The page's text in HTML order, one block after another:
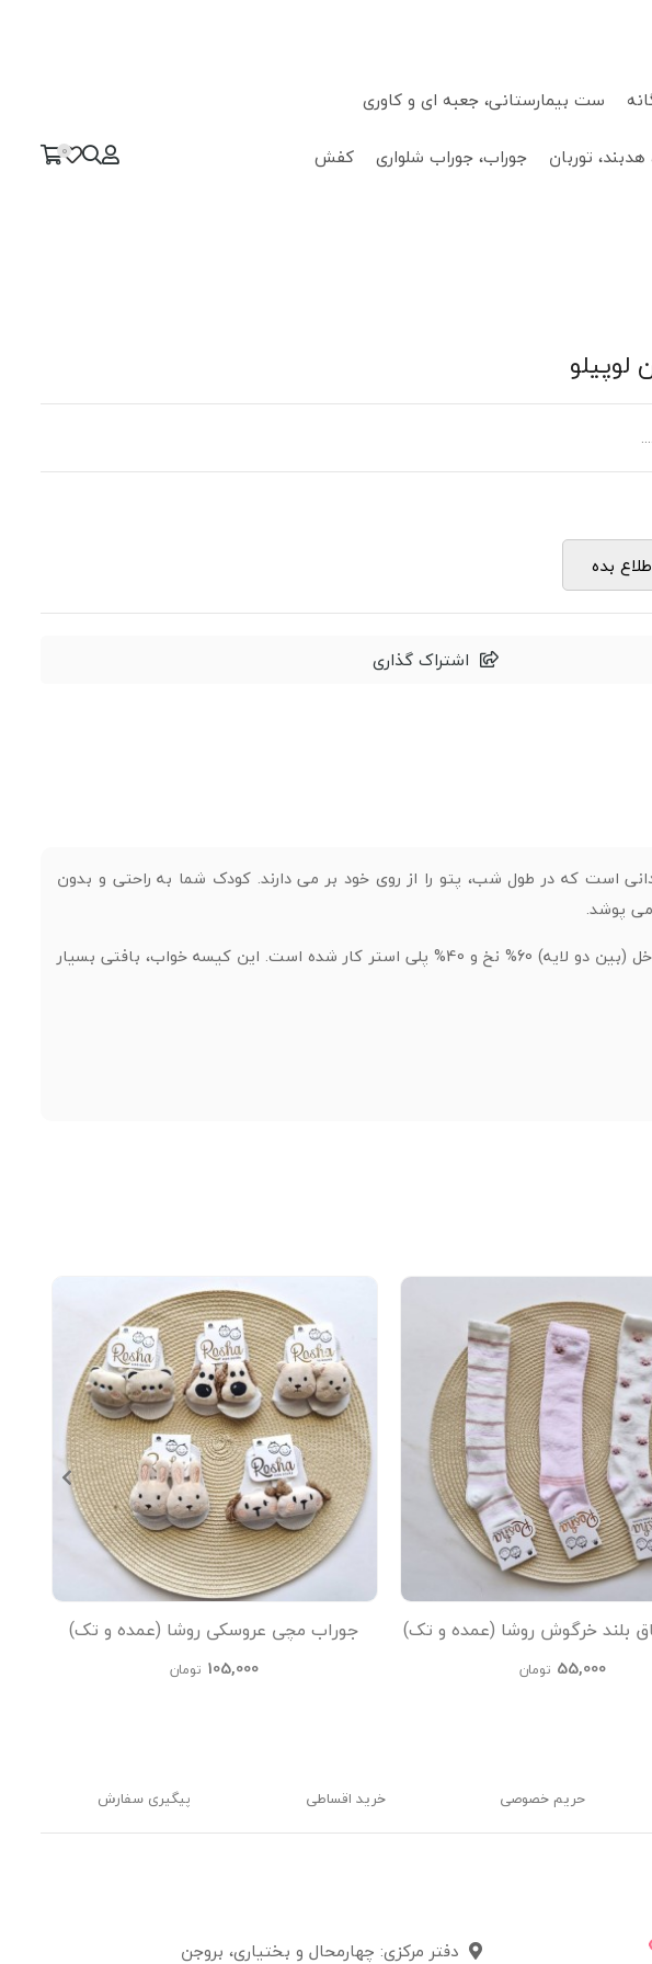
ست بیمارستانی، جعبه ای و کاوری
هدبند، توربان جوراب، جوراب شلواری
کفش
0
بده
اشتراک گذاری
است که در طول شب، پتو را از روی خود بر می دارند. کودک شما به راحتی و بدون
پوشد.
این کیسه خواب 2 لایه، که لایه رویی از جنس نخ پنبه و در داخل (بین دو لایه) 60% نخ و 40% پلی استر کار شده است. این کیسه خواب، بافتی بسیار
بلند خرگوش روشا (عمده و تک)
55,000 تومان
جوراب مچی عروسکی روشا (عمده و تک)
105,000 تومان
حریم خصوصی خرید اقساطی پیگیری سفارش
دفتر مرکزی: چهارمحال و بختیاری، بروجن